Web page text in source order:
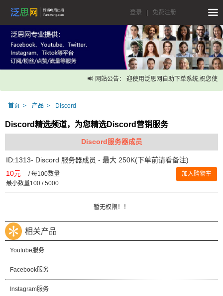
登录 免费注册
网站公告： 迎使用泛思网自助下单系统,祝您使用
首页 产品 Discord
Discord精选频道，为您精选Discord营销服务
Discord服务器成员
ID:1313- Discord 服务器成员 - 最大 250K(下单前请看备注)
10元 /每100数量
最小数量100 / 5000
加入购物车
暂无权限！！
相关产品
Youtube服务
Facebook服务
Instagram服务